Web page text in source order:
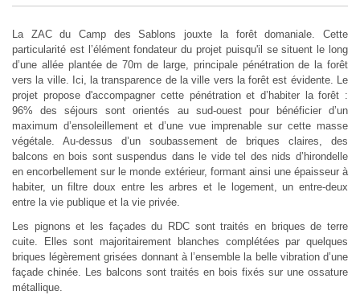
La ZAC du Camp des Sablons jouxte la forêt domaniale. Cette
particularité est l’élément fondateur du projet puisqu'il se situent le long
d’une allée plantée de 70m de large, principale pénétration de la forêt
vers la ville. Ici, la transparence de la ville vers la forêt est évidente. Le
projet propose d'accompagner cette pénétration et d’habiter la forêt :
96% des séjours sont orientés au sud-ouest pour bénéficier d’un
maximum d’ensoleillement et d’une vue imprenable sur cette masse
végétale. Au-dessus d’un soubassement de briques claires, des
balcons en bois sont suspendus dans le vide tel des nids d’hirondelle
en encorbellement sur le monde extérieur, formant ainsi une épaisseur à
habiter, un filtre doux entre les arbres et le logement, un entre-deux
entre la vie publique et la vie privée.
Les pignons et les façades du RDC sont traités en briques de terre
cuite. Elles sont majoritairement blanches complétées par quelques
briques légèrement grisées donnant à l’ensemble la belle vibration d’une
façade chinée. Les balcons sont traités en bois fixés sur une ossature
métallique.